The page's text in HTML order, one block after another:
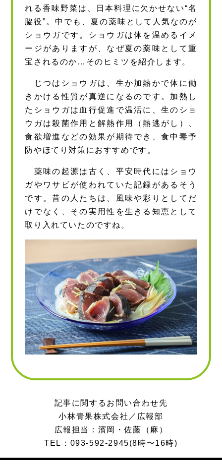
れる香味野菜は、日本料理に欠かせない“名
脇役”。中でも、夏の薬味として人気なのが
ショウガです。ショウガは体を温めるイメ
ージがありますが、なぜ夏の薬味として重
宝されるのか…そのヒミツを紹介します。
じつはショウガは、生か加熱かで体に働
きかける性質が真逆になるのです。加熱し
たショウガは血行促進で温活に、生のショ
ウガは殺菌作用と解熱作用（熱逃がし）、
食欲増進などの効果が期待でき、食中毒予
防やほてり対策におすすめです。
薬味の起源は古く、平安時代にはショウ
ガやワサビが使われていた記録があるそう
です。昔の人たちは、風味や彩りとしてだ
けでなく、その実用性を生きる知恵として
取り入れていたのですね。
記事に関するお問い合わせ先
小林青果株式会社／広報部
広報担当：濱岡・佐藤（麻）
TEL：093-592-2945(8時〜16時)